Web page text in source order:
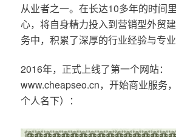
从业者之一。在长达10多年的时间
心，将自身精力投入到营销型外贸
务中，积累了深厚的行业经验与专业
2016年，正式上线了第一个网站：
www.cheapseo.cn，开始商业服务
个人名下）：